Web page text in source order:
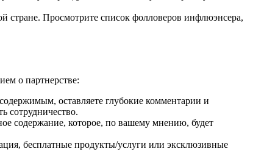
стране. Просмотрите список фолловеров инфлюэнсера,
о партнерстве:
оставляете глубокие комментарии и
сотрудничество.
содержание, которое, по вашему мнению, будет
бесплатные продукты/услуги или эксклюзивные